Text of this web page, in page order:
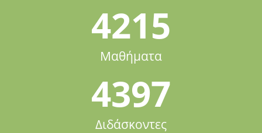
4215
Μαθήματα
4397
Διδάσκοντες